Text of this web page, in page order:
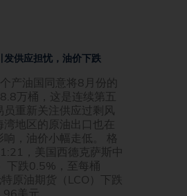
发供应担忧，油价下跌
产油国同意将8月份的
万桶，这是连续第五
重新关注供应过剩风
地区的原油出口也在
，油价小幅走低。 格
，美国西德克萨斯中
下跌0.5%，至每桶
原油期货（LCO）下跌
美元。